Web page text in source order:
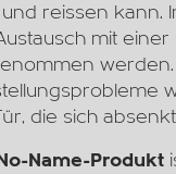
reissen kann.
mit
werden.
die sich
Name-Produkt